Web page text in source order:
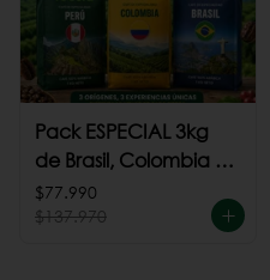
Pack ESPECIAL 3kg
de Brasil, Colombia +
Perú
$77.990
$137.970